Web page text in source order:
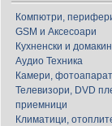
Компютри,
GSM и Аксесоари
Кухненски и
Аудио Техника
Камери,
Телевизори, DVD
приемници
Климатици,